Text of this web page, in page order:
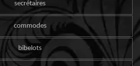
secrétaires
commodes
bibelots